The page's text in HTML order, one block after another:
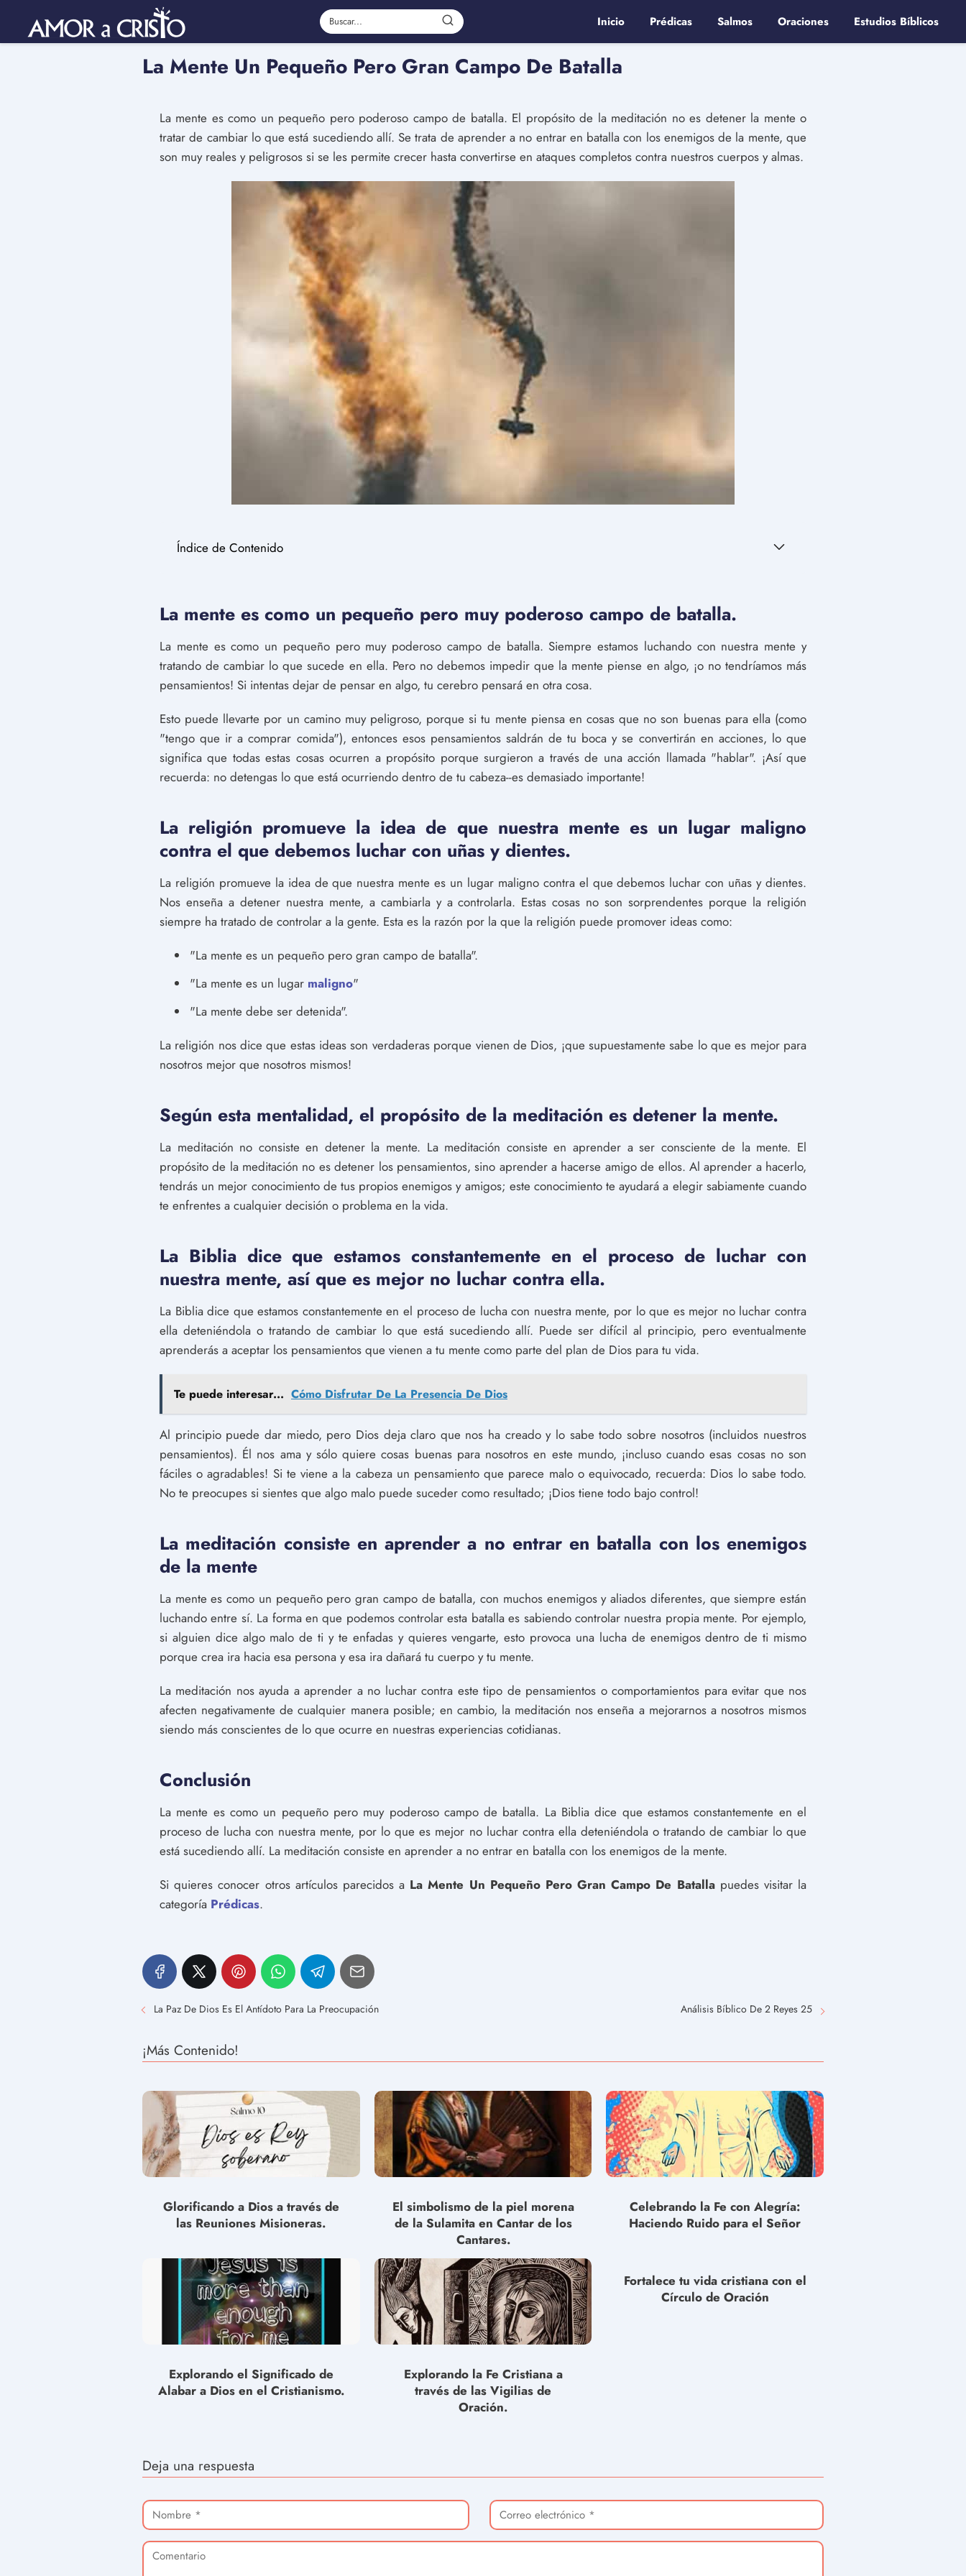
Inicio Prédicas Salmos Oraciones Estudios Bíblicos
La Mente Un Pequeño Pero Gran Campo De Batalla
La mente es como un pequeño pero poderoso campo de batalla. El propósito de la meditación no es detener la mente o
tratar de cambiar lo que está sucediendo allí. Se trata de aprender a no entrar en batalla con los enemigos de la mente, que
son muy reales y peligrosos si se les permite crecer hasta convertirse en ataques completos contra nuestros cuerpos y almas.
Índice de Contenido
La mente es como un pequeño pero muy poderoso campo de batalla.
La mente es como un pequeño pero muy poderoso campo de batalla. Siempre estamos luchando con nuestra mente y
tratando de cambiar lo que sucede en ella. Pero no debemos impedir que la mente piense en algo, ¡o no tendríamos más
pensamientos! Si intentas dejar de pensar en algo, tu cerebro pensará en otra cosa.
Esto puede llevarte por un camino muy peligroso, porque si tu mente piensa en cosas que no son buenas para ella (como
"tengo que ir a comprar comida"), entonces esos pensamientos saldrán de tu boca y se convertirán en acciones, lo que
significa que todas estas cosas ocurren a propósito porque surgieron a través de una acción llamada "hablar". ¡Así que
recuerda: no detengas lo que está ocurriendo dentro de tu cabeza--es demasiado importante!
La religión promueve la idea de que nuestra mente es un lugar maligno
contra el que debemos luchar con uñas y dientes.
La religión promueve la idea de que nuestra mente es un lugar maligno contra el que debemos luchar con uñas y dientes.
Nos enseña a detener nuestra mente, a cambiarla y a controlarla. Estas cosas no son sorprendentes porque la religión
siempre ha tratado de controlar a la gente. Esta es la razón por la que la religión puede promover ideas como:
"La mente es un pequeño pero gran campo de batalla".
"La mente es un lugar maligno"
"La mente debe ser detenida".
La religión nos dice que estas ideas son verdaderas porque vienen de Dios, ¡que supuestamente sabe lo que es mejor para
nosotros mejor que nosotros mismos!
Según esta mentalidad, el propósito de la meditación es detener la mente.
La meditación no consiste en detener la mente. La meditación consiste en aprender a ser consciente de la mente. El
propósito de la meditación no es detener los pensamientos, sino aprender a hacerse amigo de ellos. Al aprender a hacerlo,
tendrás un mejor conocimiento de tus propios enemigos y amigos; este conocimiento te ayudará a elegir sabiamente cuando
te enfrentes a cualquier decisión o problema en la vida.
La Biblia dice que estamos constantemente en el proceso de luchar con
nuestra mente, así que es mejor no luchar contra ella.
La Biblia dice que estamos constantemente en el proceso de lucha con nuestra mente, por lo que es mejor no luchar contra
ella deteniéndola o tratando de cambiar lo que está sucediendo allí. Puede ser difícil al principio, pero eventualmente
aprenderás a aceptar los pensamientos que vienen a tu mente como parte del plan de Dios para tu vida.
Te puede interesar... Cómo Disfrutar De La Presencia De Dios
Al principio puede dar miedo, pero Dios deja claro que nos ha creado y lo sabe todo sobre nosotros (incluidos nuestros
pensamientos). Él nos ama y sólo quiere cosas buenas para nosotros en este mundo, ¡incluso cuando esas cosas no son
fáciles o agradables! Si te viene a la cabeza un pensamiento que parece malo o equivocado, recuerda: Dios lo sabe todo.
No te preocupes si sientes que algo malo puede suceder como resultado; ¡Dios tiene todo bajo control!
La meditación consiste en aprender a no entrar en batalla con los enemigos
de la mente
La mente es como un pequeño pero gran campo de batalla, con muchos enemigos y aliados diferentes, que siempre están
luchando entre sí. La forma en que podemos controlar esta batalla es sabiendo controlar nuestra propia mente. Por ejemplo,
si alguien dice algo malo de ti y te enfadas y quieres vengarte, esto provoca una lucha de enemigos dentro de ti mismo
porque crea ira hacia esa persona y esa ira dañará tu cuerpo y tu mente.
La meditación nos ayuda a aprender a no luchar contra este tipo de pensamientos o comportamientos para evitar que nos
afecten negativamente de cualquier manera posible; en cambio, la meditación nos enseña a mejorarnos a nosotros mismos
siendo más conscientes de lo que ocurre en nuestras experiencias cotidianas.
Conclusión
La mente es como un pequeño pero muy poderoso campo de batalla. La Biblia dice que estamos constantemente en el
proceso de lucha con nuestra mente, por lo que es mejor no luchar contra ella deteniéndola o tratando de cambiar lo que
está sucediendo allí. La meditación consiste en aprender a no entrar en batalla con los enemigos de la mente.
Si quieres conocer otros artículos parecidos a La Mente Un Pequeño Pero Gran Campo De Batallapuedes visitar la
categoría Prédicas.
La Paz De Dios Es El Antídoto Para La Preocupación Análisis Bíblico De 2 Reyes 25
¡Más Contenido!
Glorificando a Dios a través de
las Reuniones Misioneras.
El simbolismo de la piel morena
de la Sulamita en Cantar de los
Cantares.
Celebrando la Fe con Alegría:
Haciendo Ruido para el Señor
Explorando el Significado de
Alabar a Dios en el Cristianismo.
Explorando la Fe Cristiana a
través de las Vigilias de
Oración.
Fortalece tu vida cristiana con el
Círculo de Oración
Deja una respuesta